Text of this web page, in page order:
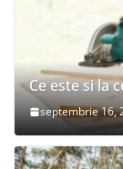
Ce este si la
septembrie 16,